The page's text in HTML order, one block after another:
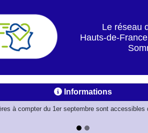
Le réseau
Hauts-de-France
Informations
à compter du 1er septembre sont